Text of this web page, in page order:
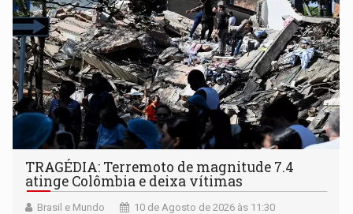
TRAGÉDIA: Terremoto de magnitude 7.4
atinge Colômbia e deixa vítimas
Brasil e Mundo 10 de Agosto de 2026 às 11:30